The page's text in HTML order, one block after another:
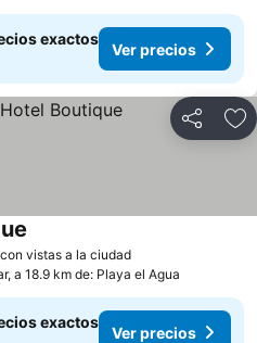
exactos
Ver precios
Compartir
vistas a la ciudad
a 18.9 km de: Playa el Agua
exactos
Ver precios